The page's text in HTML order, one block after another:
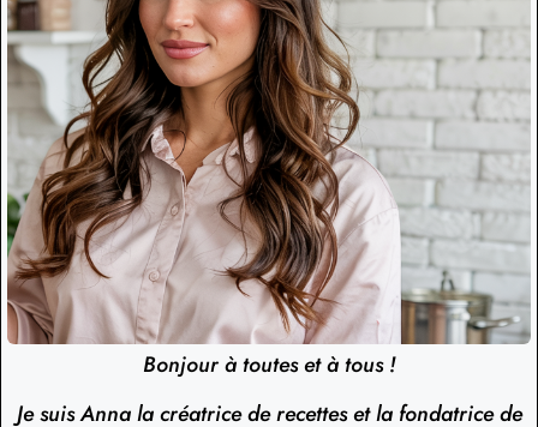
Bonjour à toutes et à tous !
Je suis Anna la créatrice de recettes et la fondatrice de